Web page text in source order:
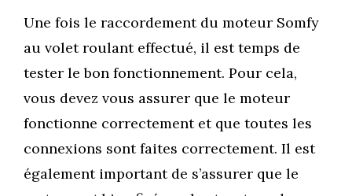
Une fois le raccordement du moteur Somfy
au volet roulant effectué, il est temps de
tester le bon fonctionnement. Pour cela,
vous devez vous assurer que le moteur
fonctionne correctement et que toutes les
connexions sont faites correctement. Il est
également important de s’assurer que le